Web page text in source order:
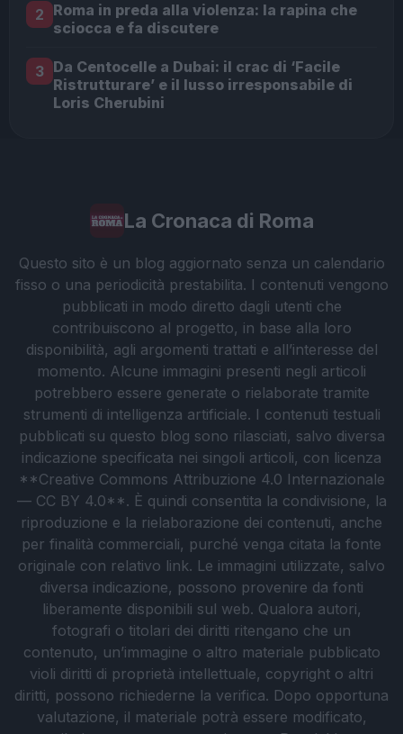
2 Roma in preda alla violenza: la rapina che
sciocca e fa discutere
3 Da Centocelle a Dubai: il crac di ‘Facile
Ristrutturare’ e il lusso irresponsabile di
Loris Cherubini
La Cronaca di Roma
Questo sito è un blog aggiornato senza un calendario
fisso o una periodicità prestabilita. I contenuti vengono
pubblicati in modo diretto dagli utenti che
contribuiscono al progetto, in base alla loro
disponibilità, agli argomenti trattati e all’interesse del
momento. Alcune immagini presenti negli articoli
potrebbero essere generate o rielaborate tramite
strumenti di intelligenza artificiale. I contenuti testuali
pubblicati su questo blog sono rilasciati, salvo diversa
indicazione specificata nei singoli articoli, con licenza
**Creative Commons Attribuzione 4.0 Internazionale
— CC BY 4.0**. È quindi consentita la condivisione, la
riproduzione e la rielaborazione dei contenuti, anche
per finalità commerciali, purché venga citata la fonte
originale con relativo link. Le immagini utilizzate, salvo
diversa indicazione, possono provenire da fonti
liberamente disponibili sul web. Qualora autori,
fotografi o titolari dei diritti ritengano che un
contenuto, un’immagine o altro materiale pubblicato
violi diritti di proprietà intellettuale, copyright o altri
diritti, possono richiederne la verifica. Dopo opportuna
valutazione, il materiale potrà essere modificato,